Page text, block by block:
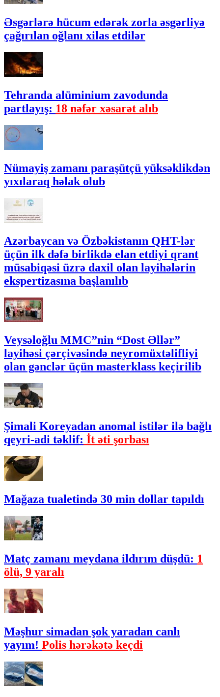
Əsgərlərə hücum edərək zorla əsgərliyə
çağırılan oğlanı xilas etdilər
Tehranda alüminium zavodunda
partlayış: 18 nəfər xəsarət alıb
Nümayiş zamanı paraşütçü yüksəklikdən
yıxılaraq həlak olub
Azərbaycan və Özbəkistanın QHT-lər
üçün ilk dəfə birlikdə elan etdiyi qrant
müsabiqəsi üzrə daxil olan layihələrin
ekspertizasına başlanılıb
Veysəloğlu MMC”nin “Dost Əllər”
layihəsi çərçivəsində neyromüxtəlifliyi
olan gənclər üçün masterklass keçirilib
Şimali Koreyadan anomal istilər ilə bağlı
qeyri-adi təklif: İt əti şorbası
Mağaza tualetində 30 min dollar tapıldı
Matç zamanı meydana ildırım düşdü: 1
ölü, 9 yaralı
Məşhur simadan şok yaradan canlı
yayım! Polis hərəkətə keçdi